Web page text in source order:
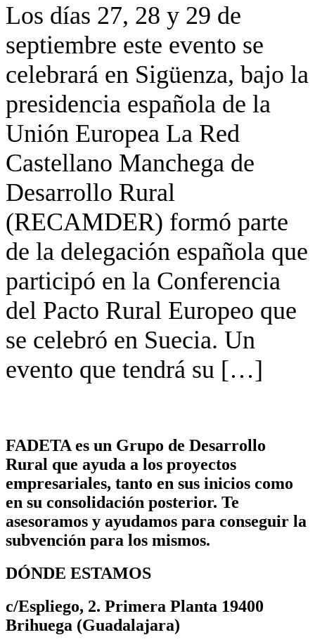
Los días 27, 28 y 29 de
septiembre este evento se
celebrará en Sigüenza, bajo la
presidencia española de la
Unión Europea La Red
Castellano Manchega de
Desarrollo Rural
(RECAMDER) formó parte
de la delegación española que
participó en la Conferencia
del Pacto Rural Europeo que
se celebró en Suecia. Un
evento que tendrá su […]
FADETA es un Grupo de Desarrollo
Rural que ayuda a los proyectos
empresariales, tanto en sus inicios como
en su consolidación posterior. Te
asesoramos y ayudamos para conseguir la
subvención para los mismos.
DÓNDE ESTAMOS
c/Espliego, 2. Primera Planta 19400
Brihuega (Guadalajara)